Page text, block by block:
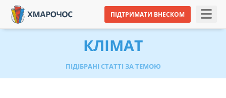
ПІДТРИМАТИ ВНЕСКОМ
КЛІМАТ
ПІДІБРАНІ СТАТТІ ЗА ТЕМОЮ